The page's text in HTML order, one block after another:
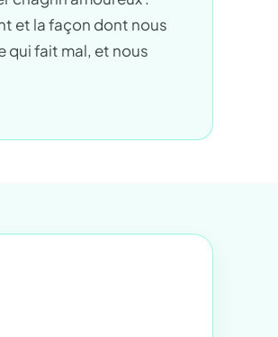
et la façon dont nous
qui fait mal, et nous